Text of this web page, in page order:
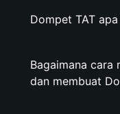
Dompet TAT
Bagaimana cara
dan membuat